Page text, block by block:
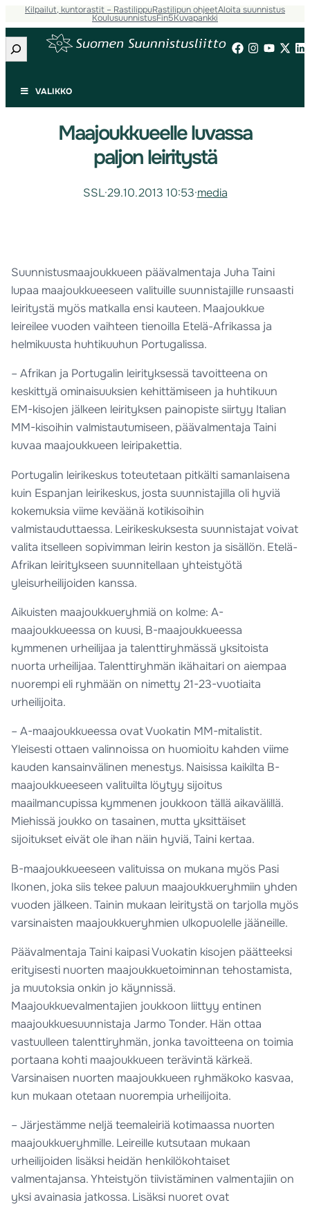
Kilpailut, kuntorastit – RastilippuRastilipun ohjeetAloita suunnistus
KoulusuunnistusFin5Kuvapankki
Etsi
VALIKKO
Maajoukkueelle luvassa
paljon leiritystä
SSL·29.10.2013 10:53·media
Suunnistusmaajoukkueen päävalmentaja Juha Taini
lupaa maajoukkueeseen valituille suunnistajille runsaasti
leiritystä myös matkalla ensi kauteen. Maajoukkue
leireilee vuoden vaihteen tienoilla Etelä-Afrikassa ja
helmikuusta huhtikuuhun Portugalissa.
– Afrikan ja Portugalin leirityksessä tavoitteena on
keskittyä ominaisuuksien kehittämiseen ja huhtikuun
EM-kisojen jälkeen leirityksen painopiste siirtyy Italian
MM-kisoihin valmistautumiseen, päävalmentaja Taini
kuvaa maajoukkueen leiripakettia.
Portugalin leirikeskus toteutetaan pitkälti samanlaisena
kuin Espanjan leirikeskus, josta suunnistajilla oli hyviä
kokemuksia viime keväänä kotikisoihin
valmistauduttaessa. Leirikeskuksesta suunnistajat voivat
valita itselleen sopivimman leirin keston ja sisällön. Etelä-
Afrikan leiritykseen suunnitellaan yhteistyötä
yleisurheilijoiden kanssa.
Aikuisten maajoukkueryhmiä on kolme: A-
maajoukkueessa on kuusi, B-maajoukkueessa
kymmenen urheilijaa ja talenttiryhmässä yksitoista
nuorta urheilijaa. Talenttiryhmän ikähaitari on aiempaa
nuorempi eli ryhmään on nimetty 21-23-vuotiaita
urheilijoita.
– A-maajoukkueessa ovat Vuokatin MM-mitalistit.
Yleisesti ottaen valinnoissa on huomioitu kahden viime
kauden kansainvälinen menestys. Naisissa kaikilta B-
maajoukkueeseen valituilta löytyy sijoitus
maailmancupissa kymmenen joukkoon tällä aikavälillä.
Miehissä joukko on tasainen, mutta yksittäiset
sijoitukset eivät ole ihan näin hyviä, Taini kertaa.
B-maajoukkueeseen valituissa on mukana myös Pasi
Ikonen, joka siis tekee paluun maajoukkueryhmiin yhden
vuoden jälkeen. Tainin mukaan leiritystä on tarjolla myös
varsinaisten maajoukkueryhmien ulkopuolelle jääneille.
Päävalmentaja Taini kaipasi Vuokatin kisojen päätteeksi
erityisesti nuorten maajoukkuetoiminnan tehostamista,
ja muutoksia onkin jo käynnissä.
Maajoukkuevalmentajien joukkoon liittyy entinen
maajoukkuesuunnistaja Jarmo Tonder. Hän ottaa
vastuulleen talenttiryhmän, jonka tavoitteena on toimia
portaana kohti maajoukkueen terävintä kärkeä.
Varsinaisen nuorten maajoukkueen ryhmäkoko kasvaa,
kun mukaan otetaan nuorempia urheilijoita.
– Järjestämme neljä teemaleiriä kotimaassa nuorten
maajoukkueryhmille. Leireille kutsutaan mukaan
urheilijoiden lisäksi heidän henkilökohtaiset
valmentajansa. Yhteistyön tiivistäminen valmentajiin on
yksi avainasia jatkossa. Lisäksi nuoret ovat